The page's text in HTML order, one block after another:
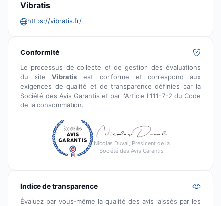
Vibratis
https://vibratis.fr/
Conformité
Le processus de collecte et de gestion des évaluations
du siteVibratis est conforme et correspond aux
exigences de qualité et de transparence définies par la
Société des Avis Garantis et par l'Article L111-7-2 du Code
de la consommation.
Nicolas Duval, Président de la
Société des Avis Garantis
Indice de transparence
Évaluez par vous-même la qualité des avis laissés par les